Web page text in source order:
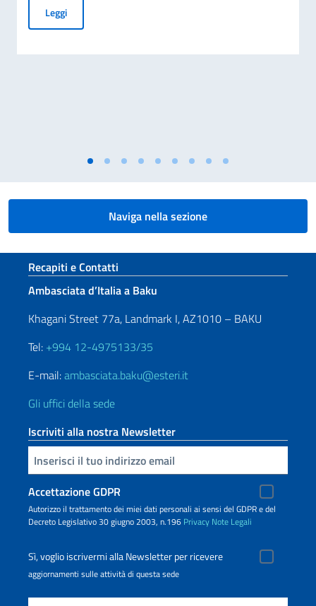
LeggiBusiness Insights from Italy – A letter to international
Naviga nella sezione
Sezione footer
Recapiti e Contatti
Ambasciata d’Italia a Baku
Khagani Street 77a, Landmark I, AZ1010 – BAKU
Tel: +994 12-4975133/35
E-mail:ambasciata.baku@esteri.it
Gli uffici della sede
Iscriviti alla nostra Newsletter
Inserisci la tua email
Accettazione GDPR
Autorizzo il trattamento dei miei dati personali ai sensi del GDPR e del
Decreto Legislativo 30 giugno 2003, n.196 Privacy Note Legali
Sì, voglio iscrivermi alla Newsletter per ricevere
aggiornamenti sulle attività di questa sede